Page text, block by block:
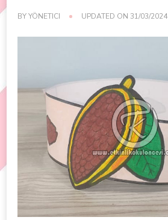
BYYÖNETICI UPDATED ON 31/03/2024